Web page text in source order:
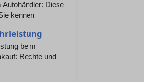
Autohändler: Diese
kennen
beim
Rechte und